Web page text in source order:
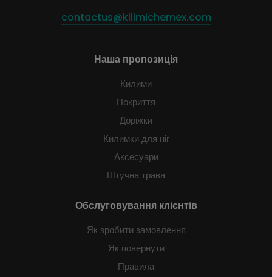
contactus@kilimichemex.com
Наша пропозиція
Килими
Покриття
Доріжки
Килимки для ніг
Аксесуари
Штучна трава
Обслуговування клієнтів
Як зробити замовлення
Як повернути
Правила